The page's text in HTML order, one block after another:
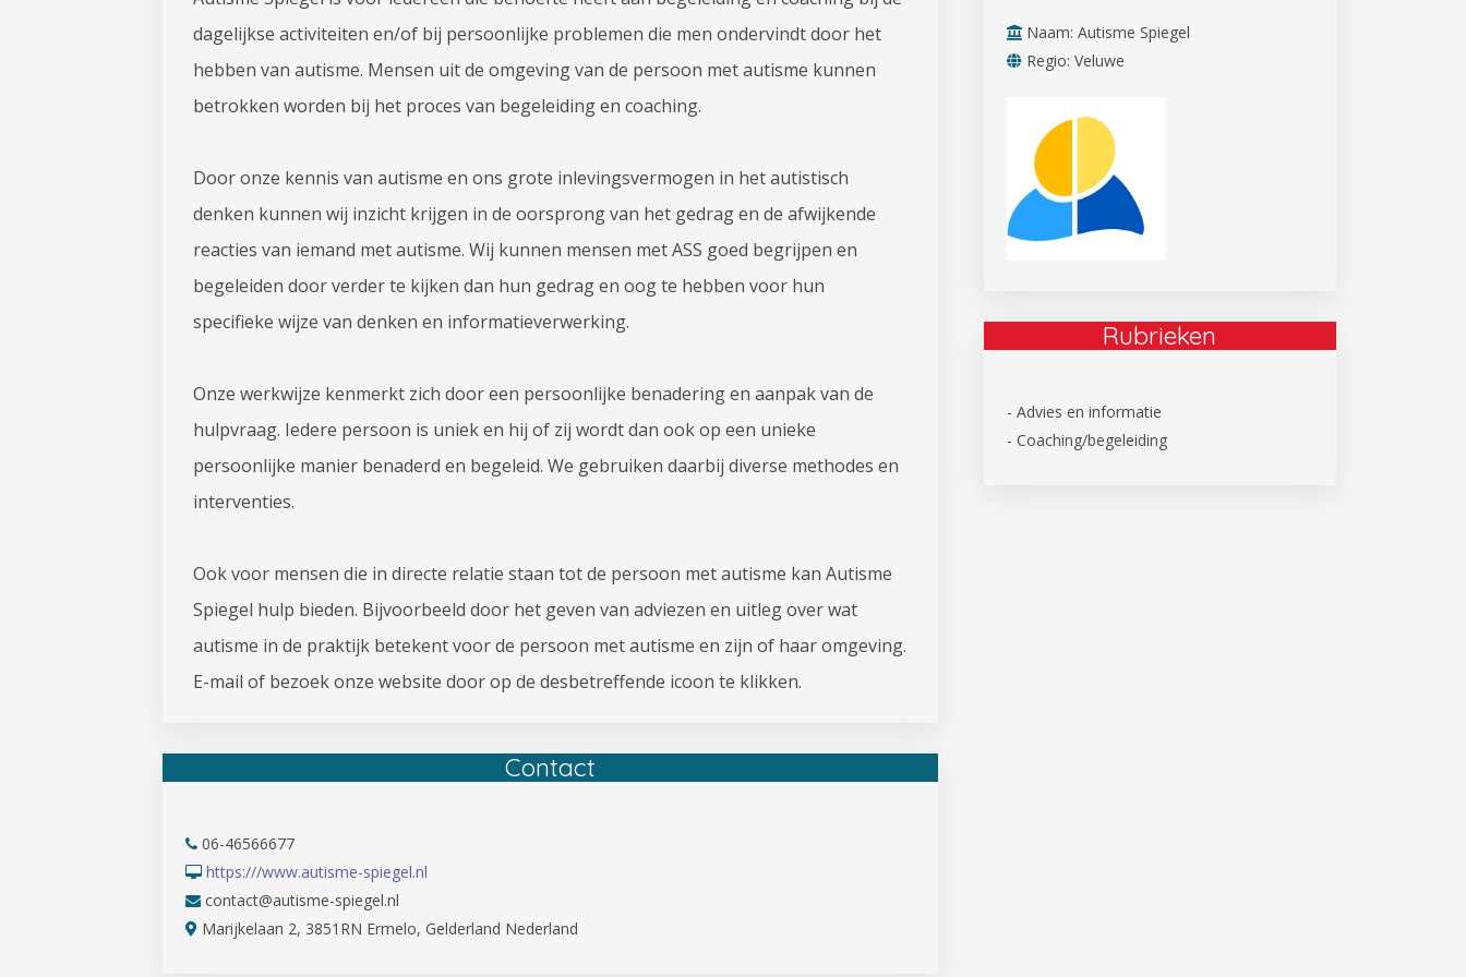
dagelijkse activiteiten en/of bij persoonlijke problemen die men ondervindt door het
hebben van autisme. Mensen uit de omgeving van de persoon met autisme kunnen
betrokken worden bij het proces van begeleiding en coaching.
Door onze kennis van autisme en ons grote inlevingsvermogen in het autistisch
denken kunnen wij inzicht krijgen in de oorsprong van het gedrag en de afwijkende
reacties van iemand met autisme. Wij kunnen mensen met ASS goed begrijpen en
begeleiden door verder te kijken dan hun gedrag en oog te hebben voor hun
specifieke wijze van denken en informatieverwerking.
Onze werkwijze kenmerkt zich door een persoonlijke benadering en aanpak van de
hulpvraag. Iedere persoon is uniek en hij of zij wordt dan ook op een unieke
persoonlijke manier benaderd en begeleid. We gebruiken daarbij diverse methodes en
interventies.
Ook voor mensen die in directe relatie staan tot de persoon met autisme kan Autisme
Spiegel hulp bieden. Bijvoorbeeld door het geven van adviezen en uitleg over wat
autisme in de praktijk betekent voor de persoon met autisme en zijn of haar omgeving.
E-mail of bezoek onze website door op de desbetreffende icoon te klikken.
Contact
06-46566677
https:///www.autisme-spiegel.nl
contact@autisme-spiegel.nl
Marijkelaan 2, 3851RN Ermelo, Gelderland Nederland
Naam: Autisme Spiegel
Regio: Veluwe
Rubrieken
- Advies en informatie
- Coaching/begeleiding